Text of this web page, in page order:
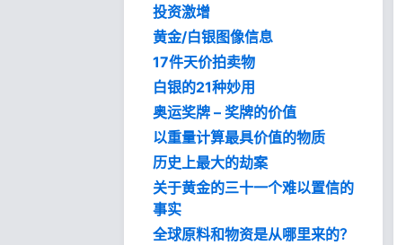
投资激增
黄金/白银图像信息
17件天价拍卖物
白银的21种妙用
奥运奖牌 – 奖牌的价值
以重量计算最具价值的物质
历史上最大的劫案
关于黄金的三十一个难以置信的
事实
全球原料和物资是从哪里来的？